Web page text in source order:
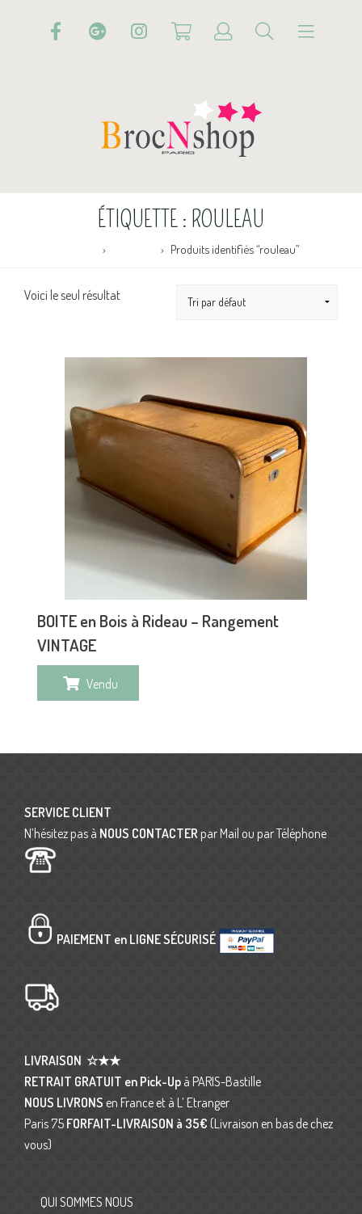
ÉTIQUETTE : ROULEAU
Produits identifiés “rouleau”
Voici le seul résultat
BOITE en Bois à Rideau – Rangement
VINTAGE
Vendu
SERVICE CLIENT
N’hésitez pas à NOUS CONTACTER par Mail ou par Téléphone
PAIEMENT en LIGNE SÉCURISÉ
LIVRAISON ☆★★
RETRAIT GRATUIT en Pick-Up à PARIS-Bastille
NOUS LIVRONS en France et à L’ Etranger
Paris 75 FORFAIT-LIVRAISON à 35€ (Livraison en bas de chez
vous)
QUI SOMMES NOUS